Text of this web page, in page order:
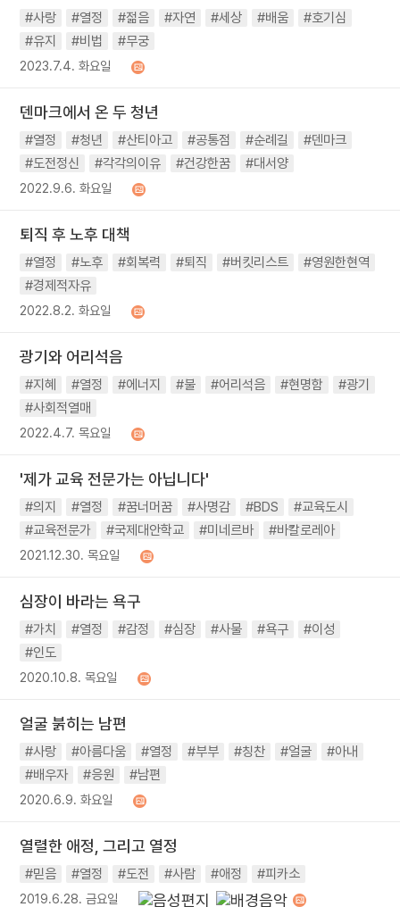
#사랑 #열정 #젊음 #자연 #세상 #배움
#호기심
#유지
#비법 #무궁
2023.7.4. 화요일
덴마크에서 온 두 청년
#열정 #청년 #산티아고 #공통점 #순례길
#덴마크
#도전정신
#각각의이유 #건강한꿈 #대서양
2022.9.6. 화요일
퇴직 후 노후 대책
#열정 #노후 #회복력 #퇴직 #버킷리스트
#영원한현역
#경제적자유
2022.8.2. 화요일
광기와 어리석음
#지혜 #열정 #에너지 #불 #어리석음 #현명함
#광기
#사회적열매
2022.4.7. 목요일
'제가 교육 전문가는 아닙니다'
#의지 #열정 #꿈너머꿈 #사명감 #BDS
#교육도시
#교육전문가
#국제대안학교 #미네르바 #바칼로레아
2021.12.30. 목요일
심장이 바라는 욕구
#가치 #열정 #감정 #심장 #사물 #욕구
#이성
#인도
2020.10.8. 목요일
얼굴 붉히는 남편
#사랑 #아름다움 #열정 #부부 #칭찬 #얼굴
#아내
#배우자
#응원 #남편
2020.6.9. 화요일
열렬한 애정, 그리고 열정
#믿음 #열정 #도전 #사람 #애정 #피카소
2019.6.28. 금요일